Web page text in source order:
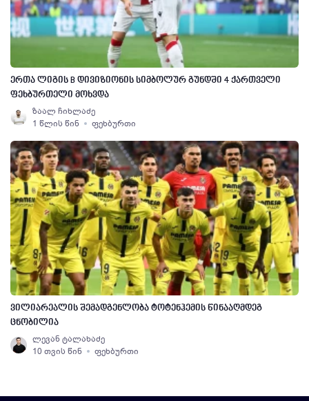
ერთა ლიგის B დივიზიონის სიმბოლურ გუნდში 4 ქართველი
ფეხბურთელი მოხვდა
ზაალ ჩიხლაძე
1 წლის წინ
ფეხბურთი
ვილიარეალის შემადგენლობა ტოტენჰემის წინააღმდეგ
ცნობილია
ლევან ტალახაძე
10 თვის წინ
ფეხბურთი